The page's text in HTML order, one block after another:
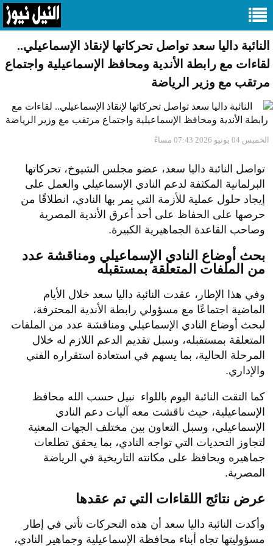
النائبة داليا سعد تواصل تحركاتها لإنقاذ الإسماعيلي..
لقاءات مع رابطة الأندية ومحافظ الإسماعيلية واجتماع
مرتقب مع وزير الرياضة
الخميس 04 يونيو 2026 07:43 مساءً
تواصل النائبة داليا سعد، عضو مجلس الشيوخ، تحركاتها
البرلمانية المكثفة لدعم النادي الإسماعيلي والعمل على
إيجاد حلول عملية للأزمة التي يمر بها النادي، انطلاقًا من
حرصها على الحفاظ على أحد أعرق الأندية المصرية
وصاحب القاعدة الجماهيرية الكبيرة.
بحث أوضاع النادي الإسماعيلي ومناقشة عدد
من الملفات المتعلقة بمستقبله
وفي هذا الإطار، عقدت النائبة داليا سعد خلال الأيام
الماضية اجتماعًا مع مسؤولي رابطة الأندية المحترفة،
لبحث أوضاع النادي الإسماعيلي ومناقشة عدد من الملفات
المتعلقة بمستقبله، وسبل تقديم الدعم اللازم له خلال
المرحلة الحالية، بما يسهم في استعادة استقراره الفني
والإداري.
كما التقت النائبة اليوم باللواء نبيل حسب الله محافظ
الإسماعيلية، حيث ناقشت معه آليات دعم النادي
الإسماعيلي، وسبل التعاون بين مختلف الجهات المعنية
لتجاوز التحديات التي تواجه النادي، بما يحقق تطلعات
جماهيره ويحافظ على مكانته التاريخية في الرياضة
المصرية.
عرض نتائج اللقاءات التي تم عقدها
وأكدت النائبة داليا سعد أن هذه التحركات تأتي في إطار
مسؤوليتها تجاه أبناء محافظة الإسماعيلية وجماهير النادي،